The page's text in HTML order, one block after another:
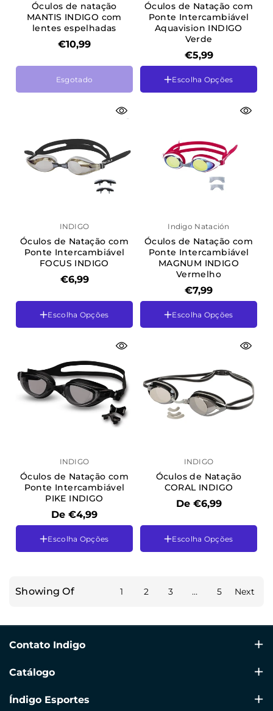
Óculos de natação
MANTIS INDIGO com
lentes espelhadas
€10,99
Cor
Esgotado
Óculos de Natação com
Ponte Intercambiável
Aquavision INDIGO
Verde
€5,99
Escolha Opções
INDIGO
Óculos de Natação com
Ponte Intercambiável
FOCUS INDIGO
€6,99
Cor
Escolha Opções
Indigo Natación
Óculos de Natação com
Ponte Intercambiável
MAGNUM INDIGO
Vermelho
€7,99
Escolha Opções
INDIGO
Óculos de Natação com
Ponte Intercambiável
PIKE INDIGO
De €4,99
Cor
Azul Claro-Laranja
Escolha Opções
INDIGO
Óculos de Natação
CORAL INDIGO
De €6,99
Cor
Escolha Opções
Showing Of 1 2 3 … 5 Next
Contato Indigo
info@indigosports.es
Catálogo
Natação
Índigo Esportes